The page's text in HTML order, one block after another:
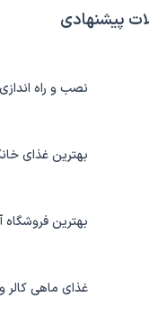
پیشنهادی
نصب و راه‌ اندازی
بهترین غذای
بهترین فروشگاه
غذای ماهی کالر